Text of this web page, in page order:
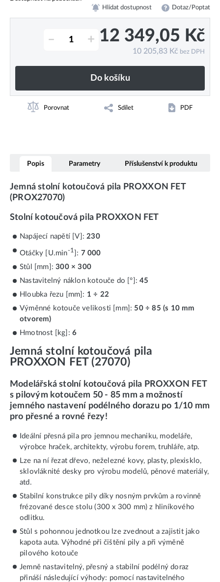
Hlídat dostupnost Dotaz/Poptat
– + 12 349,05 Kč
10 205,83 Kč bez DPH
Do košíku
Porovnat Sdílet PDF
Popis Parametry Příslušenství k produktu
Jemná stolní kotoučová pila PROXXON FET
(PROX27070)
Stolní kotoučová pila PROXXON FET
Napájecí napětí [V]:230
Otáčky [U.min-1 ]: 7 000
Stůl [mm]:300 × 300
Nastavitelný náklon kotouče do [°]:45
Hloubka řezu [mm]: 1 ÷ 22
Výměnné kotouče velikosti [mm]:50 ÷ 85 (s 10 mm
otvorem)
Hmotnost [kg]: 6
Jemná stolní kotoučová pila
PROXXON FET (27070)
Modelářská stolní kotoučová pila PROXXON FET
s pilovým kotoučem 50 - 85 mm a možností
jemného nastavení podélného dorazu po 1/10 mm
pro přesné a rovné řezy!
Ideální přesná pila pro jemnou mechaniku, modeláře,
výrobce hraček, architekty, výrobu forem, truhláře, atp.
Lze na ní řezat dřevo, neželezné kovy, plasty, plexisklo,
sklovláknité desky pro výrobu modelů, pěnové materiály,
atd.
Stabilní konstrukce pily díky nosným prvkům a rovinně
frézované desce stolu (300 x 300 mm) z hliníkového
odlitku.
Stůl s pohonnou jednotkou lze zvednout a zajistit jako
kapota auta. Výhodné při čištění pily a při výměně
pilového kotouče
Jemně nastavitelný, přesný a stabilní podélný doraz
přináší následující výhody: pomocí nastavitelného